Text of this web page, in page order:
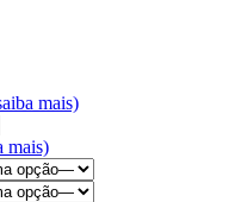
mais)
mais)